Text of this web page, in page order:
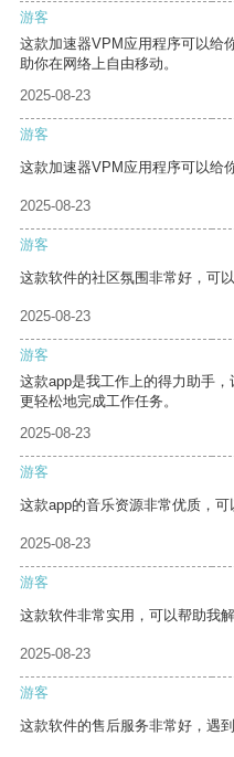
游客
这款加速器VPM应用程序可以给
助你在网络上自由移动。
2025-08-23
游客
这款加速器VPM应用程序可以给
2025-08-23
游客
这款软件的社区氛围非常好，可
2025-08-23
游客
这款app是我工作上的得力助手
更轻松地完成工作任务。
2025-08-23
游客
这款app的音乐资源非常优质，可
2025-08-23
游客
这款软件非常实用，可以帮助我解
2025-08-23
游客
这款软件的售后服务非常好，遇